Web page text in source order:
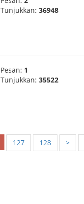
Tunjukkan: 36948
Pesan: 1
Tunjukkan: 35522
127 128 >